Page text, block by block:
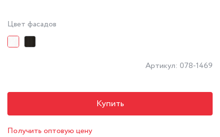
Цвет фасадов
Артикул: 078-1469
Купить
Получить оптовую цену